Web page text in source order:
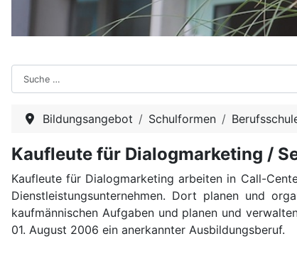
Suchen
Bildungsangebot Schulformen
Kaufleute für Dialogmarketing /
Kaufleute für Dialogmarketing arbeiten in Call-
Dienstleistungsunternehmen. Dort planen und
kaufmännischen Aufgaben und planen und
01. August 2006 ein anerkannter Ausbildungsberuf.